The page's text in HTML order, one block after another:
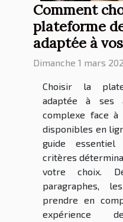
Comment
plateforme
adaptée à
Dimanche 1 mars
Choisir la
adaptée à ses
complexe face
disponibles en
guide
critères
votre choix.
paragraphes,
prendre en
expérience